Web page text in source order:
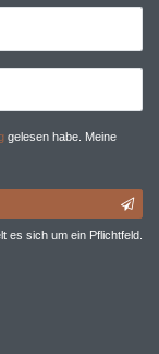
gelesen habe. Meine
es sich um ein Pflichtfeld.